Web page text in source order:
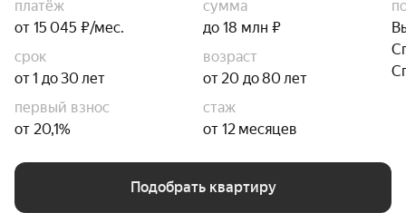
платёж
от 15 045 ₽/мес.
сумма
до 18 млн ₽
срок
от 1 до 30 лет
возраст
от 20 до 80 лет
первый взнос
от 20,1%
стаж
от 12 месяцев
Подобрать квартиру